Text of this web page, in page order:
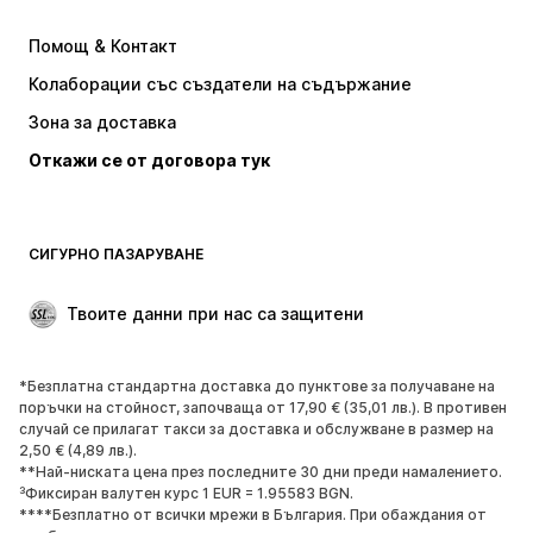
Baker by Ted Baker
Помощ & Контакт
Колаборации със създатели на съдържание
Зона за доставка
Откажи се от договора тук
СИГУРНО ПАЗАРУВАНЕ
Твоите данни при нас са защитени
*Безплатна стандартна доставка до пунктове за получаване на
поръчки на стойност, започваща от 17,90 € (35,01 лв.). В противен
случай се прилагат такси за доставка и обслужване в размер на
2,50 € (4,89 лв.).
**Най-ниската цена през последните 30 дни преди намалението.
³Фиксиран валутен курс 1 EUR = 1.95583 BGN.
****Безплатно от всички мрежи в България. При обаждания от